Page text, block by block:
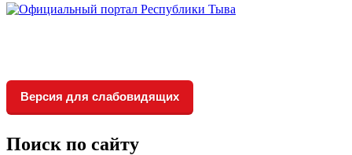
Версия для слабовидящих
Поиск по сайту